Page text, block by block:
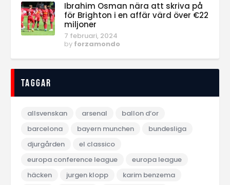
Ibrahim Osman nära att skriva på
för Brighton i en affär värd över €22
miljoner
7 februari, 2024
by forzamondo
Taggar
allsvenskan arsenal
ballon d‘or
barcelona
bayern munchen
bundesliga
djurgården
el classico
europa conference league
europa league
häcken
jurgen klopp
karim benzema